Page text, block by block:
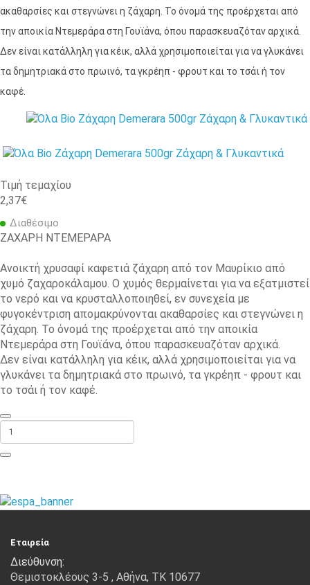
ακαθαρσίες και στεγνώνει η ζάχαρη. Το όνομά της προέρχεται από
την αποικία Ντεμεράρα στη Γουϊάνα, όπου παρασκευαζόταν αρχικά.
Δεν είναι κατάλληλη για κέικ, αλλά χρησιμοποιείται για να γλυκάνει
τα δημητριακά στο πρωινό, τα γκρέηπ - φρουτ και το τσάι ή τον
καφέ.
Τιμή τεμαχίου
2,37€
Διαθέσιμο
ΖΑΧΑΡΗ ΝΤΕΜΕΡΑΡΑ
Ανοικτή χρυσαφί καφετιά ζάχαρη από τον Μαυρίκιο από
χυμό ζαχαροκάλαμου. Ο χυμός θερμαίνεται για να εξατμιστεί
το νερό και να κρυσταλλοποιηθεί, εν συνεχεία με
φυγοκέντριση απομακρύνονται ακαθαρσίες και στεγνώνει η
ζάχαρη. Το όνομά της προέρχεται από την αποικία
Ντεμεράρα στη Γουϊάνα, όπου παρασκευαζόταν αρχικά.
Δεν είναι κατάλληλη για κέικ, αλλά χρησιμοποιείται για να
γλυκάνει τα δημητριακά στο πρωινό, τα γκρέηπ - φρουτ και
το τσάι ή τον καφέ.
Εταιρεία
Διεύθυνση:
Θεμιστοκλέους 3-5 , Αθήνα, ΤΚ 10677